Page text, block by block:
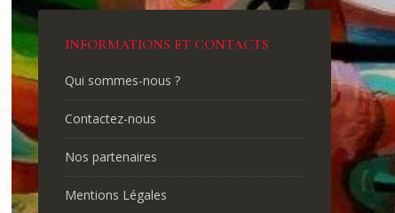
INFORMATIONS ET CONTACTS
Qui sommes-nous ?
Contactez-nous
Nos partenaires
Mentions Légales